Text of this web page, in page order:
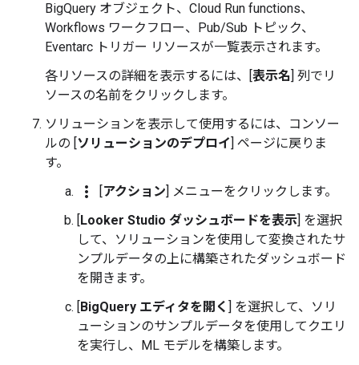
BigQuery オブジェクト、Cloud Run functions、
Workflows ワークフロー、Pub/Sub トピック、
Eventarc トリガー リソースが一覧表示されます。
各リソースの詳細を表示するには、[表示名] 列でリ
ソースの名前をクリックします。
ソリューションを表示して使用するには、コンソー
ルの [ソリューションのデプロイ] ページに戻りま
す。
more_vert [アクション] メニューをクリックします。
[Looker Studio ダッシュボードを表示] を選択
して、ソリューションを使用して変換されたサ
ンプルデータの上に構築されたダッシュボード
を開きます。
[BigQuery エディタを開く ] を選択して、ソリ
ューションのサンプルデータを使用してクエリ
を実行し、ML モデルを構築します。